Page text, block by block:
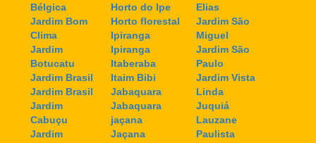
Bélgica
Jardim Bom
Clima
Jardim
Botucatu
Jardim Brasil
Jardim Brasil
Jardim
Cabuçu
Jardim
Horto do Ipe
Horto florestal
Ipiranga
Ipiranga
Itaberaba
Itaim Bibi
Jabaquara
Jabaquara
jaçana
Jaçana
Elias
Jardim São
Miguel
Jardim São
Paulo
Jardim Vista
Linda
Juquiá
Lauzane
Paulista